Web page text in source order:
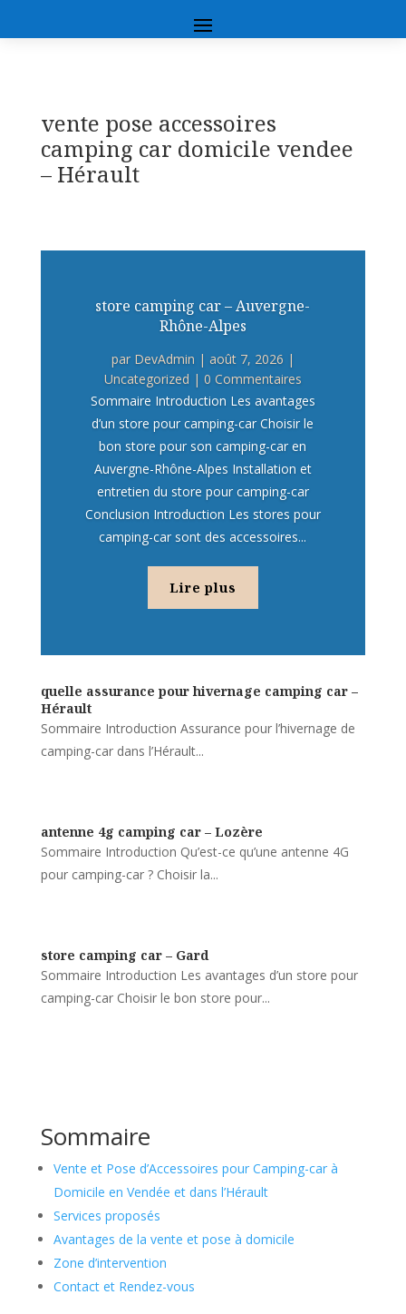
vente pose accessoires
camping car domicile vendee
– Hérault
store camping car – Auvergne-
Rhône-Alpes
par DevAdmin | août 7, 2026 |
Uncategorized | 0 Commentaires
Sommaire Introduction Les avantages
d’un store pour camping-car Choisir le
bon store pour son camping-car en
Auvergne-Rhône-Alpes Installation et
entretien du store pour camping-car
Conclusion Introduction Les stores pour
camping-car sont des accessoires...
Lire plus
quelle assurance pour hivernage camping car –
Hérault
Sommaire Introduction Assurance pour l’hivernage de
camping-car dans l’Hérault...
antenne 4g camping car – Lozère
Sommaire Introduction Qu’est-ce qu’une antenne 4G
pour camping-car ? Choisir la...
store camping car – Gard
Sommaire Introduction Les avantages d’un store pour
camping-car Choisir le bon store pour...
Sommaire
Vente et Pose d’Accessoires pour Camping-car à
Domicile en Vendée et dans l’Hérault
Services proposés
Avantages de la vente et pose à domicile
Zone d’intervention
Contact et Rendez-vous